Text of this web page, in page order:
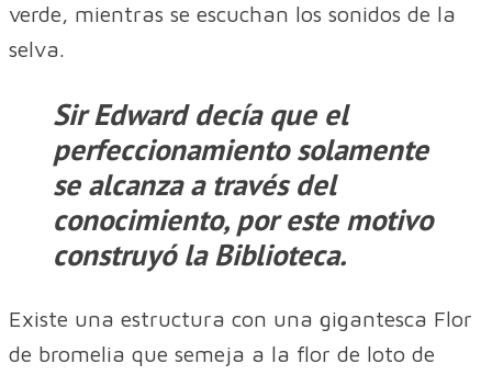
verde, mientras se escuchan los sonidos de la
selva.
Sir Edward decía que el
perfeccionamiento solamente
se alcanza a través del
conocimiento, por este motivo
construyó la Biblioteca.
Existe una estructura con una gigantesca Flor
de bromelia que semeja a la flor de loto de